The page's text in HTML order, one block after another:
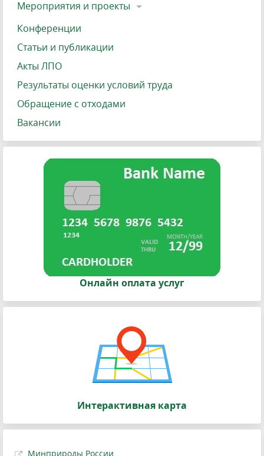
Мероприятия и проекты
Конференции
Статьи и публикации
Акты ЛПО
Результаты оценки условий труда
Обращение с отходами
Вакансии
Онлайн оплата услуг
Интерактивная карта
Минприроды России